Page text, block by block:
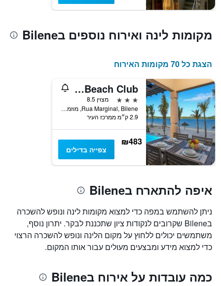
מקומות לינה ואירוח נוספים בBilene
הצגת כל 70 מקומות האירוח
San Martinho Beach Club
3 כוכבים
מצוין 8.5
Rua Marginal, Bilene, מוזמביק
2.9 ק״מ ממרכז העיר
₪483
צפייה בדילים
איפה להתארח בBilene
ניתן להשתמש במפה כדי למצוא מקומות לינה ונופש להשכרה
בBilene שקרובים לנקודות ציון שתכננת לבקר. יתרון נוסף,
משתמשים יכולים ללחוץ על מקום הלינה ונופש להשכרה הרצוי
כדי למצוא מידע ומבצעים מעולים עבור אותו המקום.
כמה עובדות על אירוח בBilene